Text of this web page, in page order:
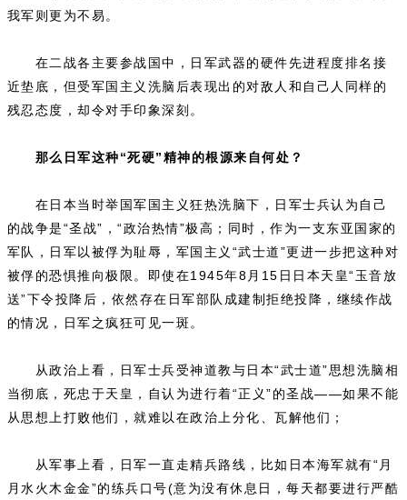
我军则更为不易。
在二战各主要参战国中，日军武器的硬件先进程度排名接
近垫底，但受军国主义洗脑后表现出的对敌人和自己人同样的
残忍态度，却令对手印象深刻。
那么日军这种“死硬”精神的根源来自何处？
在日本当时举国军国主义狂热洗脑下，日军士兵认为自己
的战争是“圣战”，“政治热情”极高；同时，作为一支东亚国家的
军队，日军以被俘为耻辱，军国主义“武士道”更进一步把这种对
被俘的恐惧推向极限。即使在1945年8月15日日本天皇“玉音放
送”下令投降后，依然存在日军部队成建制拒绝投降，继续作战
的情况，日军之疯狂可见一斑。
从政治上看，日军士兵受神道教与日本“武士道”思想洗脑相
当彻底，死忠于天皇，自认为进行着“正义”的圣战——如果不能
从思想上打败他们，就难以在政治上分化、瓦解他们；
从军事上看，日军一直走精兵路线，比如日本海军就有“月
月水火木金金”的练兵口号(意为没有休息日，每天都要进行严酷